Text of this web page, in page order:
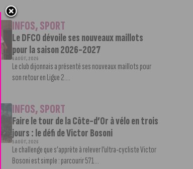
INFOS,SPORT
Le DFCO dévoile ses nouveaux maillots
pour la saison 2026-2027
6 AOÛT, 2026
Le club dijonnais a présenté ses nouveaux maillots pour
son retour en Ligue 2....
INFOS,SPORT
Faire le tour de la Côte-d’Or à vélo en trois
jours : le défi de Victor Bosoni
5 AOÛT, 2026
Le challenge que s’apprête à relever l’ultra-cycliste Victor
Bosoni est simple : parcourir 571...